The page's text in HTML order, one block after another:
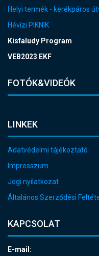
Helyi termék - kerékpáros
Hévízi PIKNIK
Kisfaludy Program
VEB2023 EKF
FOTÓK&VIDEÓK
LINKEK
Adatvédelmi tájékoztató
Impresszum
Jogi nyilatkozat
Általános Szerződési
KAPCSOLAT
E-mail: